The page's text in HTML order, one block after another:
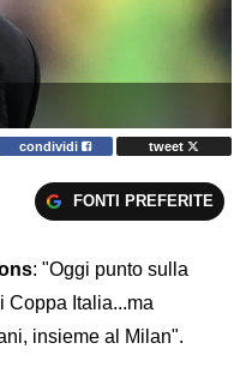
condividi tweet
FONTI PREFERITE
: "Oggi punto sulla
Coppa Italia...ma
insieme al Milan".